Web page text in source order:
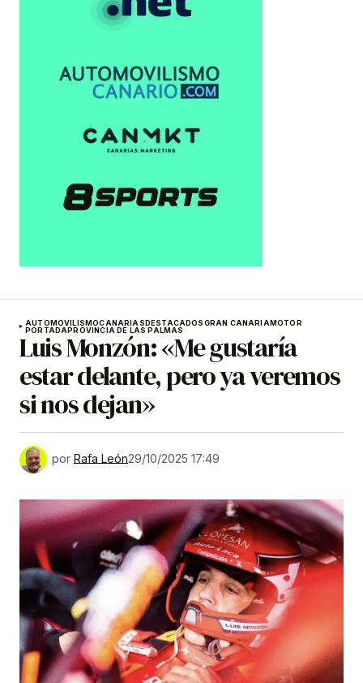
AUTOMOVILISMOCANARIASDESTACADOSGRAN CANARIAMOTOR
PORTADAPROVINCIA DE LAS PALMAS
Luis Monzón: «Me gustaría
estar delante, pero ya veremos
si nos dejan»
por Rafa León29/10/2025 17:49